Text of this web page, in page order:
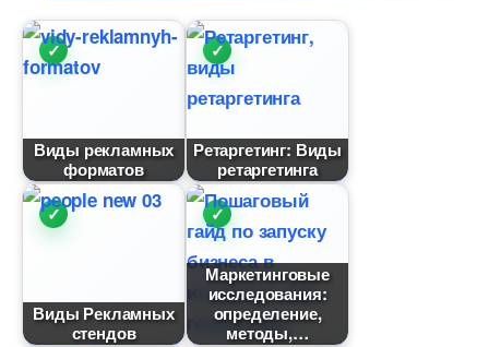
иды рекламных
формато
Ретаргетинг: Виды
ретаргетинга
иды Рекламных
стендо
Маркетинговые
исследования:
определение,
методы,